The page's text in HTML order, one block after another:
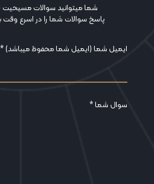
شما میتوانید سوالات مسیحیت
پاسخ سوالات شما را در اسرع وقت
ایمیل شما (ایمیل شما محفوظ میباشد) *
سوال شما *